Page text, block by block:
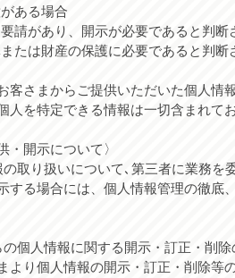
ある場合
請があり、開示が必要であると判断
たは財産の保護に必要であると判断
客さまからご提供いただいた個人情
人を特定できる情報は一切含まれて
・開示について〉
取り扱いについて､第三者に業務
する場合には、個人情報管理の徹
個人情報に関する開示・訂正・削除
より個人情報の開示・訂正・削除等